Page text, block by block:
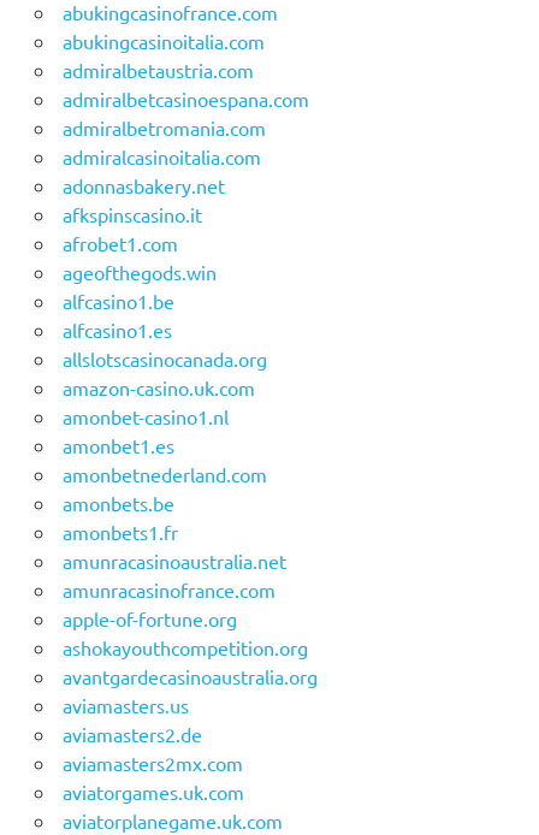
abukingcasinofrance.com
abukingcasinoitalia.com
admiralbetaustria.com
admiralbetcasinoespana.com
admiralbetromania.com
admiralcasinoitalia.com
adonnasbakery.net
afkspinscasino.it
afrobet1.com
ageofthegods.win
alfcasino1.be
alfcasino1.es
allslotscasinocanada.org
amazon-casino.uk.com
amonbet-casino1.nl
amonbet1.es
amonbetnederland.com
amonbets.be
amonbets1.fr
amunracasinoaustralia.net
amunracasinofrance.com
apple-of-fortune.org
ashokayouthcompetition.org
avantgardecasinoaustralia.org
aviamasters.us
aviamasters2.de
aviamasters2mx.com
aviatorgames.uk.com
aviatorplanegame.uk.com